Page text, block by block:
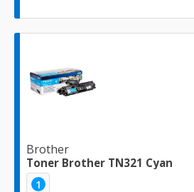
Brother
Toner Brother TN321 Cyan
1